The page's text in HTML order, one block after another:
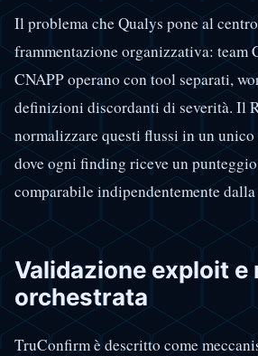
Il problema che Qualys pone al
frammentazione organizzativa: team
CNAPP operano con tool separati,
definizioni discordanti di severità. Il
normalizzare questi flussi in un
dove ogni finding riceve un
comparabile indipendentemente dalla
Validazione exploit e
orchestrata
TruConfirm è descritto come